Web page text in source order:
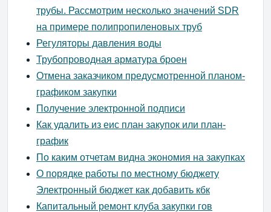
трубы. Рассмотрим несколько значений SDR
на примере полипропиленовых труб
Регуляторы давления воды
Трубопроводная арматура броен
Отмена заказчиком предусмотренной планом-
графиком закупки
Получение электронной подписи
Как удалить из еис план закупок или план-
график
По каким отчетам видна экономия на закупках
О порядке работы по местному бюджету
Электронный бюджет как добавить кбк
Капитальный ремонт клуба закупки гов